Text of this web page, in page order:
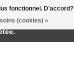
fonctionnel. D'accord?
(cookies) »
passée